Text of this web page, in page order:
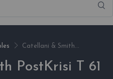
Catellani & Smith...
PostKrisi T 61